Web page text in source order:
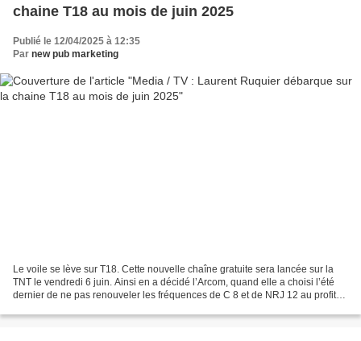
chaine T18 au mois de juin 2025
Publié le 12/04/2025 à 12:35
Par new pub marketing
Le voile se lève sur T18. Cette nouvelle chaîne gratuite sera lancée sur la
TNT le vendredi 6 juin. Ainsi en a décidé l’Arcom, quand elle a choisi l’été
dernier de ne pas renouveler les fréquences de C 8 et de NRJ 12 au profit